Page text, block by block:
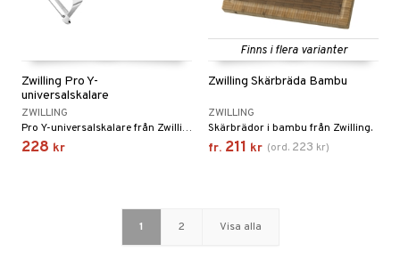
Zwilling Pro Y-
universalskalare
ZWILLING
Pro Y-universalskalare från Zwilling.
228 kr
Finns i flera varianter
Zwilling Skärbräda Bambu
ZWILLING
Skärbrädor i bambu från Zwilling.
fr. 211 kr (ord. 223 kr)
1 2 Visa alla